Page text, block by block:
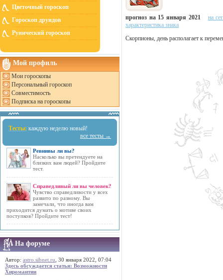
Цветочный гороскоп
Гороскоп друидов
Рунический гороскоп
Мой профиль
Мои гороскопы
Персональный гороскоп
Совместимость
Подписка на гороскопы
Тесты: каждую неделю новый!
все тесты →
Ревнивы ли вы?
Насколько вы претендуете на
близких вам людей? Пройдите
тест.
Справедливый ли вы человек?
Чувство справедливости у всех
развито по разному. Вы
замечали, что иногда вам
приходится думать о мотиве своих
поступков? Пройдите тест!
На форуме
Автор: astro.sibnet.ru , 30 января 2022, 07:04
Здесь обсуждается статья: Возможности
Хиромантии
прогноз на 15 января 2021
на
характеристика знака
Скорпионы, день располагает к